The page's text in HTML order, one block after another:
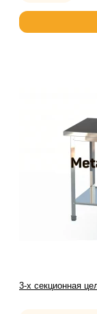
3-х секционная